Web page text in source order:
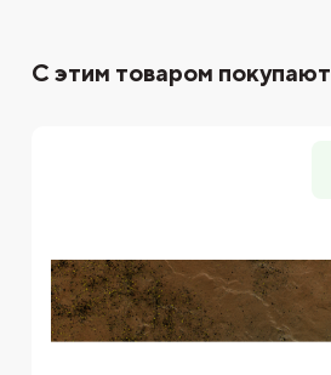
С этим товаром покупают